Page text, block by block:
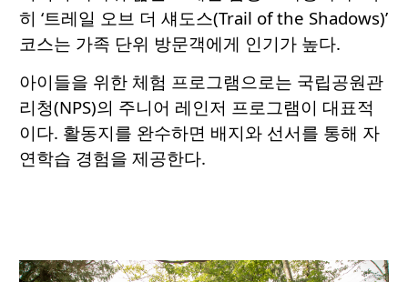
히 ‘트레일 오브 더 섀도스(Trail of the Shadows)’
코스는 가족 단위 방문객에게 인기가 높다.
아이들을 위한 체험 프로그램으로는 국립공원관
리청(NPS)의 주니어 레인저 프로그램이 대표적
이다. 활동지를 완수하면 배지와 선서를 통해 자
연학습 경험을 제공한다.